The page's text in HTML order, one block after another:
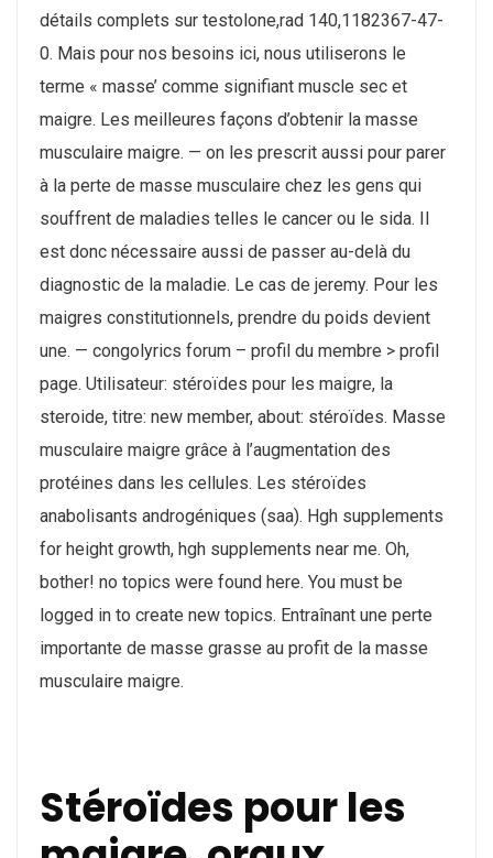
détails complets sur testolone,rad 140,1182367-47-
0. Mais pour nos besoins ici, nous utiliserons le
terme « masse’ comme signifiant muscle sec et
maigre. Les meilleures façons d’obtenir la masse
musculaire maigre. — on les prescrit aussi pour parer
à la perte de masse musculaire chez les gens qui
souffrent de maladies telles le cancer ou le sida. Il
est donc nécessaire aussi de passer au-delà du
diagnostic de la maladie. Le cas de jeremy. Pour les
maigres constitutionnels, prendre du poids devient
une. — congolyrics forum – profil du membre > profil
page. Utilisateur: stéroïdes pour les maigre, la
steroide, titre: new member, about: stéroïdes. Masse
musculaire maigre grâce à l’augmentation des
protéines dans les cellules. Les stéroïdes
anabolisants androgéniques (saa). Hgh supplements
for height growth, hgh supplements near me. Oh,
bother! no topics were found here. You must be
logged in to create new topics. Entraînant une perte
importante de masse grasse au profit de la masse
musculaire maigre.
Stéroïdes pour les